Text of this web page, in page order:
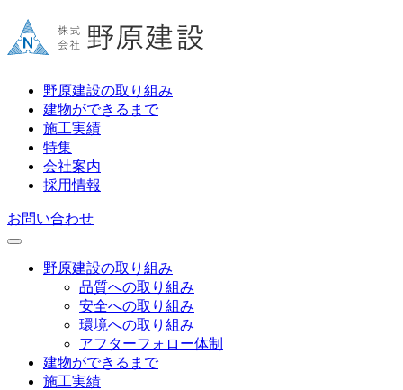
野原建設の取り組み
建物ができるまで
施工実績
特集
会社案内
採用情報
お問い合わせ
野原建設の取り組み
品質への取り組み
安全への取り組み
環境への取り組み
アフターフォロー体制
建物ができるまで
施工実績